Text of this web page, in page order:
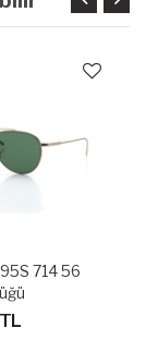
714 56